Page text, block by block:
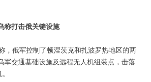
称打击俄关键设施
，俄军控制了顿涅茨克和扎波罗热地区的两
军交通基础设施及远程无人机组装点，击落